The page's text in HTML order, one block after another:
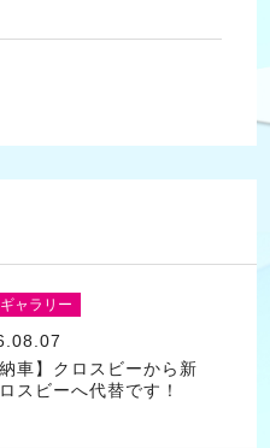
ャラリー
納車】クロスビーから新
スビーへ代替です！